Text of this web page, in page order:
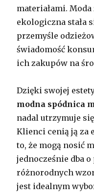
materiałami.
ekologiczna stała
przemyśle
świadomość
ich zakupów na
Dzięki swojej
modna spódnica
nadal utrzymuje
Klienci cenią ją za
to, że mogą nosić
jednocześnie dba
różnorodnych
jest idealnym